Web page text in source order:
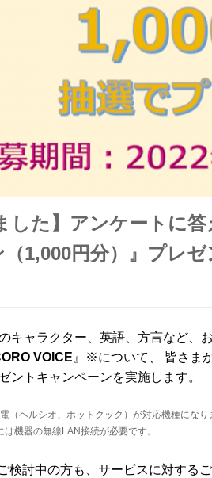
した】アンケートに答
（1,000円分）』プレ
キャラクター、英語、方言など、
VOICE 』※について、 皆さま
ントキャンペーンを実施します。
ヘルシオ、ホットクック）が対応機種になり
機器の無線LAN接続が必要です。
検討中の方も、サービスに対する